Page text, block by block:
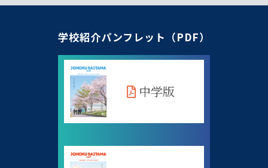
学校紹介パンフレット（PDF）
中学版